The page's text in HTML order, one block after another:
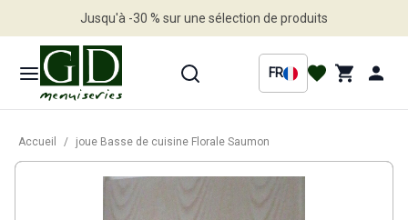
Jusqu'à -30 % sur une sélection de produits
FR
Accueil / joue Basse de cuisine Florale Saumon